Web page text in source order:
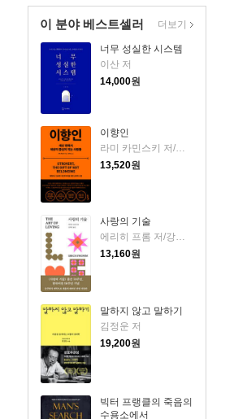
이 분야 베스트셀러
너무 성실한 시스템
이산 저
14,000원
이향인
라미 카민스키 저/최지숙 역
13,520원
사랑의 기술
13,160원
말하지 않고 말하기
김정운 저
19,200원
빅터 프랭클의 죽음의
수용소에서
더보기